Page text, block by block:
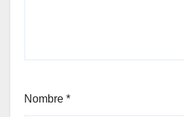
Nombre *